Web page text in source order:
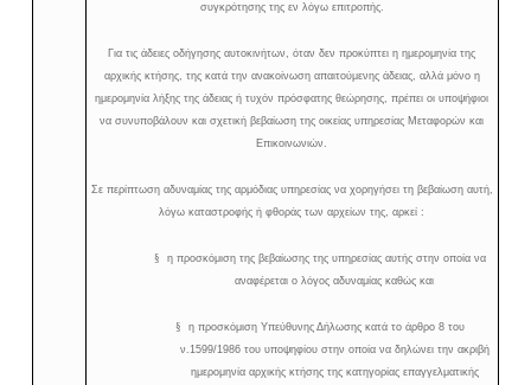
συγκρότησης της εν λόγω επιτροπής.
Για τις άδειες οδήγησης αυτοκινήτων, όταν δεν προκύπτει η ημερομηνία της
αρχικής κτήσης, της κατά την ανακοίνωση απαιτούμενης άδειας, αλλά μόνο η
ημερομηνία λήξης της άδειας ή τυχόν πρόσφατης θεώρησης, πρέπει οι υποψήφιοι
να συνυποβάλουν και σχετική βεβαίωση της οικείας υπηρεσίας Μεταφορών και
Επικοινωνιών.
Σε περίπτωση αδυναμίας της αρμόδιας υπηρεσίας να χορηγήσει τη βεβαίωση αυτή,
λόγω καταστροφής ή φθοράς των αρχείων της, αρκεί :
§
η προσκόμιση της βεβαίωσης της υπηρεσίας αυτής στην οποία να
αναφέρεται ο λόγος αδυναμίας καθώς και
§
η προσκόμιση Υπεύθυνης Δήλωσης κατά το άρθρο 8 του
ν.1599/1986 του υποψηφίου στην οποία να δηλώνει την ακριβή
ημερομηνία αρχικής κτήσης της κατηγορίας επαγγελματικής